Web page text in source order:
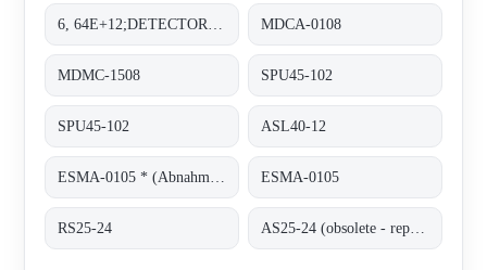
MDCA-0108
MDMC-1508 SPU45-102
SPU45-102 ASL40-12
ESMA-0105
RS25-24